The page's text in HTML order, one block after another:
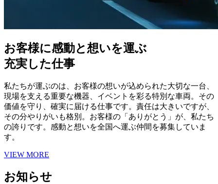
お客様に感動と想いを運ぶ
充実した仕事
私たちが運ぶのは、お客様の想いが込められた大切な一台、
現場を支える重要な機器、イベントを彩る特別な車両。その
価値を守り、確実に届ける仕事です。責任は大きいですが、
その分やりがいも格別。お客様の「ありがとう」が、私たち
の誇りです。感動と想いを全国へ運ぶ仲間を募集していま
す。
VIEW MORE
お知らせ